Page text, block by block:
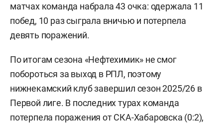
матчах команда набрала 43 очка: одержала 11
побед, 10 раз сыграла вничью и потерпела
девять поражений.
По итогам сезона «Нефтехимик» не смог
побороться за выход в РПЛ, поэтому
нижнекамский клуб завершил сезон 2025/26 в
Первой лиге. В последних турах команда
потерпела поражения от СКА-Хабаровска (0:2),